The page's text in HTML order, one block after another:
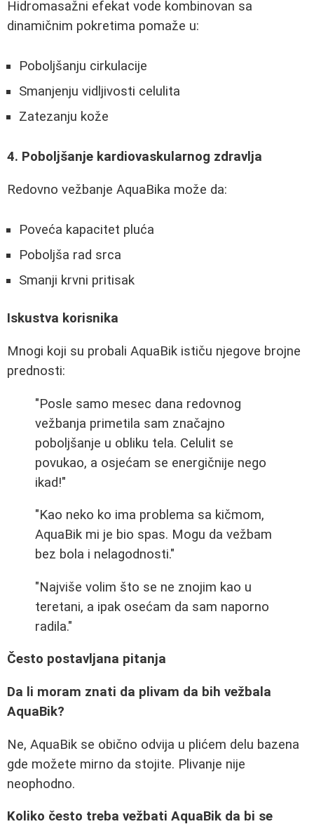
Hidromasažni efekat vode kombinovan sa
dinamičnim pokretima pomaže u:
Poboljšanju cirkulacije
Smanjenju vidljivosti celulita
Zatezanju kože
4. Poboljšanje kardiovaskularnog zdravlja
Redovno vežbanje AquaBika može da:
Poveća kapacitet pluća
Poboljša rad srca
Smanji krvni pritisak
Iskustva korisnika
Mnogi koji su probali AquaBik ističu njegove brojne
prednosti:
"Posle samo mesec dana redovnog
vežbanja primetila sam značajno
poboljšanje u obliku tela. Celulit se
povukao, a osjećam se energičnije nego
ikad!"
"Kao neko ko ima problema sa kičmom,
AquaBik mi je bio spas. Mogu da vežbam
bez bola i nelagodnosti."
"Najviše volim što se ne znojim kao u
teretani, a ipak osećam da sam naporno
radila."
Često postavljana pitanja
Da li moram znati da plivam da bih vežbala
AquaBik?
Ne, AquaBik se obično odvija u plićem delu bazena
gde možete mirno da stojite. Plivanje nije
neophodno.
Koliko često treba vežbati AquaBik da bi se